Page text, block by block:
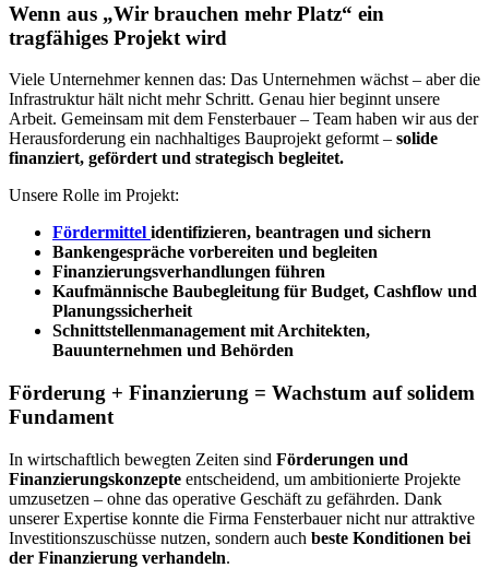
Wenn aus „Wir brauchen mehr Platz“ ein
tragfähiges Projekt wird
Viele Unternehmer kennen das: Das Unternehmen wächst – aber die
Infrastruktur hält nicht mehr Schritt. Genau hier beginnt unsere
Arbeit. Gemeinsam mit dem Fensterbauer – Team haben wir aus der
Herausforderung ein nachhaltiges Bauprojekt geformt – solide
finanziert, gefördert und strategisch begleitet.
Unsere Rolle im Projekt:
Fördermittel identifizieren, beantragen und sichern
Bankengespräche vorbereiten und begleiten
Finanzierungsverhandlungen führen
Kaufmännische Baubegleitung für Budget, Cashflow und
Planungssicherheit
Schnittstellenmanagement mit Architekten,
Bauunternehmen und Behörden
Förderung + Finanzierung = Wachstum auf solidem
Fundament
In wirtschaftlich bewegten Zeiten sind Förderungen und
Finanzierungskonzepte entscheidend, um ambitionierte Projekte
umzusetzen – ohne das operative Geschäft zu gefährden. Dank
unserer Expertise konnte die Firma Fensterbauer nicht nur attraktive
Investitionszuschüsse nutzen, sondern auch beste Konditionen bei
der Finanzierung verhandeln.